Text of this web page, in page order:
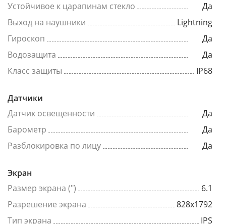
Устойчивое к царапинам стекло
Да
Выход на наушники
Lightning
Гироскоп
Да
Водозащита
Да
Класс защиты
IP68
Датчики
Датчик освещенности
Да
Барометр
Да
Разблокировка по лицу
Да
Экран
Размер экрана (")
6.1
Разрешение экрана
828x1792
Тип экрана
IPS